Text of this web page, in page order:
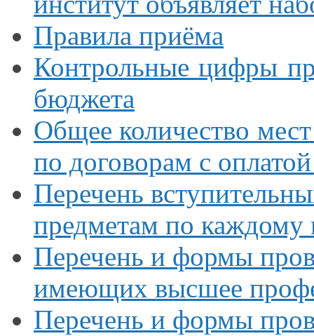
Правила приёма
Контрольные цифры
бюджета
Общее количество
по договорам с оплатой
Перечень
предметам по каждому
Перечень и формы
имеющих высшее
Перечень и формы